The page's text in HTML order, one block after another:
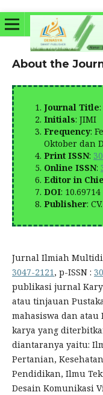
About the
Journal Title
Initials: JIMI
Frequency:
Oktober dan
Print ISSN:
Online ISSN:
Editor in
DOI: 10.69714
Publisher:
Jurnal Ilmiah
3047-2121, p-ISSN :
publikasi jurnal
atau tinjauan
mahasiswa dan
karya yang
diantaranya yaitu:
Pertanian,
Pendidikan, Ilmu
Desain Komunikasi